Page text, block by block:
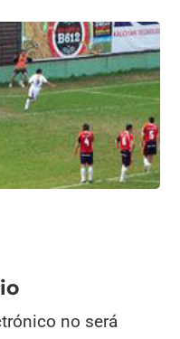
m
p
ar
tir
no será